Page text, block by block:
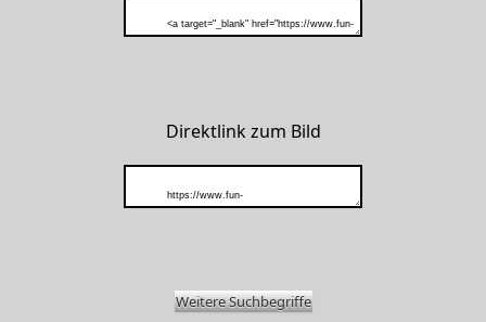
Direktlink zum Bild
Weitere Suchbegriffe